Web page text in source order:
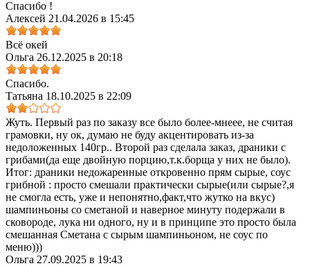
Спасибо !
Алексей 21.04.2026 в 15:45
Всё окей
Ольга 26.12.2025 в 20:18
Спасибо.
Татьяна 18.10.2025 в 22:09
Жуть. Первый раз по заказу все было более-мнеее, не считая
грамовки, ну ок, думаю не буду акцентировать из-за
недоложенных 140гр.. Второй раз сделала заказ, драники с
грибами(да еще двойную порцию,т.к.борща у них не было).
Итог: драники недожаренные откровенно прям сырые, соус
грибной : просто смешали практически сырые(или сырые?,я
не смогла есть, уже и непонятно,факт,что жутко на вкус)
шампиньоны со сметаной и наверное минуту подержали в
сковороде, лука ни одного, ну и в принципе это просто была
смешанная Сметана с сырым шампиньоном, не соус по
меню)))
Ольга 27.09.2025 в 19:43